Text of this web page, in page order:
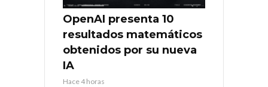
OpenAI presenta 10
resultados matemáticos
obtenidos por su nueva
IA
Hace 4 horas